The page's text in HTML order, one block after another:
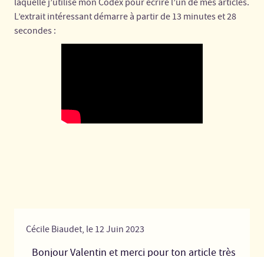
L’extrait intéressant démarre à partir de 13 minutes et 28
secondes :
Cécile Biaudet, le 12Juin 2023
Bonjour Valentin et merci pour ton article très